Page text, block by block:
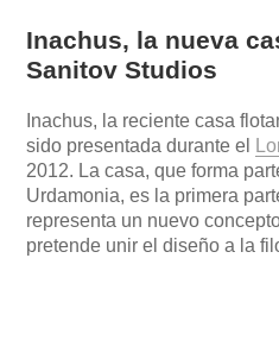
Inachus, la nueva
Sanitov Studios
Inachus, la reciente casa
sido presentada durante el
2012. La casa, que forma
Urdamonia, es la primera
representa un nuevo
pretende unir el diseño a la